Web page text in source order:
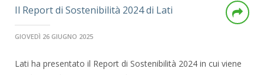
Il Report di Sostenibilità 2024 di Lati
GIOVEDÌ 26 GIUGNO 2025
Lati ha presentato il Report di Sostenibilità 2024 in cui viene